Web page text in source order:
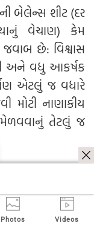
બેલેન્સ શીટ (દર
વેચાણ) કેમ
છે: વિશ્વાસ
અને વધુ આકર્ષક
એટલું જ વધારે
નાણાકીય
તેટલું જ
સ્ટોક એક્સચેન્જને
હતું કે:
Photos Videos